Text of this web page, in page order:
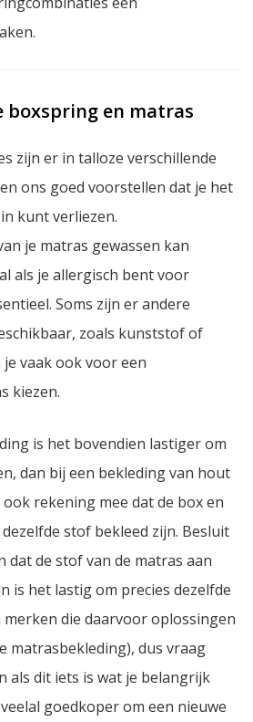
boxspring en matras
zijn er in talloze verschillende
ons goed voorstellen dat je het
kunt verliezen.
je matras gewassen kan
als je allergisch bent voor
Soms zijn er andere
zoals kunststof of
vaak ook voor een
kiezen.
is het bovendien lastiger om
dan bij een bekleding van hout
rekening mee dat de box en
stof bekleed zijn. Besluit
dat de stof van de matras aan
is het lastig om precies dezelfde
die daarvoor oplossingen
matrasbekleding), dus vraag
als dit iets is wat je belangrijk
goedkoper om een nieuwe